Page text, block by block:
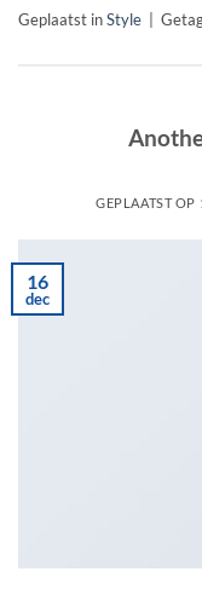
Geplaatst inStyle
GEPLAATST OP
16
dec